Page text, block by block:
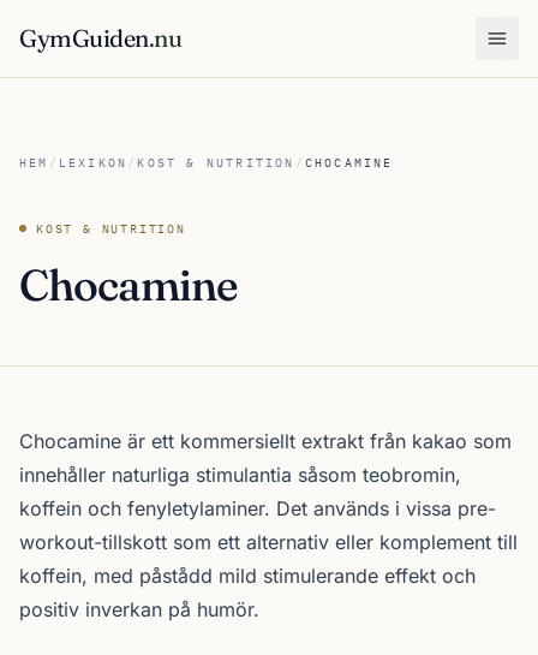
GymGuiden.nu
HEM / LEXIKON /KOST & NUTRITION / CHOCAMINE
KOST & NUTRITION
Chocamine
Chocamine är ett kommersiellt extrakt från kakao som
innehåller naturliga stimulantia såsom teobromin,
koffein och fenyletylaminer. Det används i vissa pre-
workout-tillskott som ett alternativ eller komplement till
koffein, med påstådd mild stimulerande effekt och
positiv inverkan på humör.